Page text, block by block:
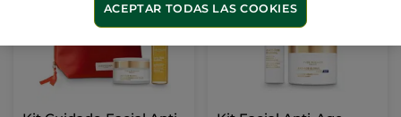
ACEPTAR TODAS LAS COOKIES